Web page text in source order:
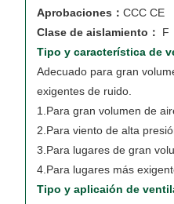
Aprobaciones：CCC CE
Clase de aislamiento：
F
Tipo y característica de
Adecuado para gran
exigentes de ruido.
1.Para gran volumen de
2.Para viento de alta
3.Para lugares de gran
4.Para lugares más
Tipo y aplicaión de